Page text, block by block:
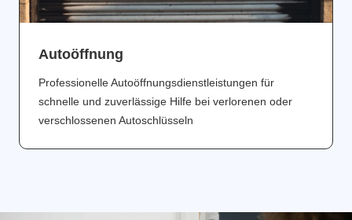
Аutoöffnung
Professionelle Autoöffnungsdienstleistungen für
schnelle und zuverlässige Hilfe bei verlorenen oder
verschlossenen Autoschlüsseln